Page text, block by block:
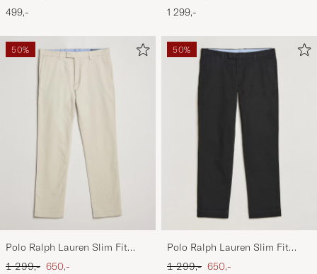
Neck T-Shirt
White/Black/Andover Heather
499,-
Stretch Chinos Aviator Navy
1 299,-
50%
Polo Ralph Lauren Slim Fit
Stretch Chinos Beige
Ordinary pris
1 299,- Nedsat pris
650,-
50%
Polo Ralph Lauren Slim Fit
Stretch Chinos Black
Ordinary pris
1 299,- Nedsat pris
650,-